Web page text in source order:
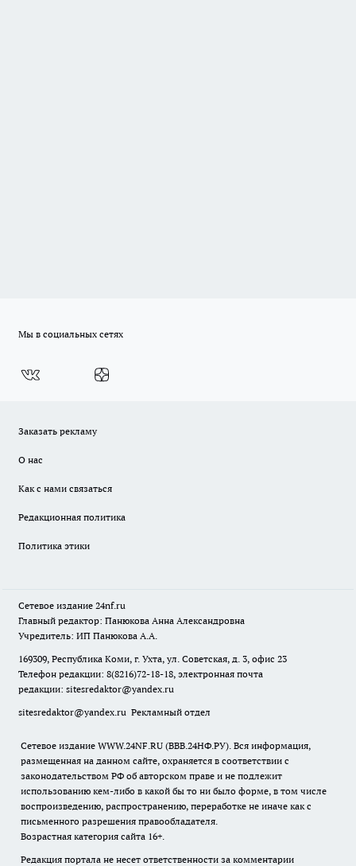
Мы в социальных сетях
Заказать рекламу
О нас
Как с нами связаться
Редакционная политика
Политика этики
Сетевое издание 24nf.ru
Главный редактор: Панюкова Анна Александровна
Учредитель: ИП Панюкова А.А.
169309, Республика Коми, г. Ухта, ул. Советская, д. 3, офис 23
Телефон редакции: 8(8216)72-18-18, электронная почта
редакции: sitesredaktor@yandex.ru
sitesredaktor@yandex.ru Рекламный отдел
Сетевое издание WWW.24NF.RU (ВВВ.24НФ.РУ). Вся информация,
размещенная на данном сайте, охраняется в соответствии с
законодательством РФ об авторском праве и не подлежит
использованию кем-либо в какой бы то ни было форме, в том числе
воспроизведению, распространению, переработке не иначе как с
письменного разрешения правообладателя.
Возрастная категория сайта 16+.
Редакция портала не несет ответственности за комментарии